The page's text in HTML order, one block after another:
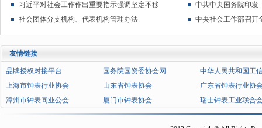
习近平对社会工作作出重要指示强调坚定不移
中共中央国务院印发
社会团体分支机构、代表机构管理办法
中央社会工作部召开
友情链接
品牌授权对接平台 国务院国资委协会网
中华人民共和国工
上海市钟表行业协会
山东省钟表协会
广东省钟表行业协
漳州市钟表同业公会
厦门市钟表协会 瑞士钟表工业联合